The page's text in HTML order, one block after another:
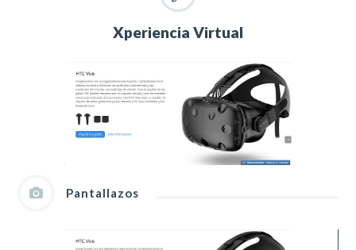
Xperiencia Virtual
Pantallazos